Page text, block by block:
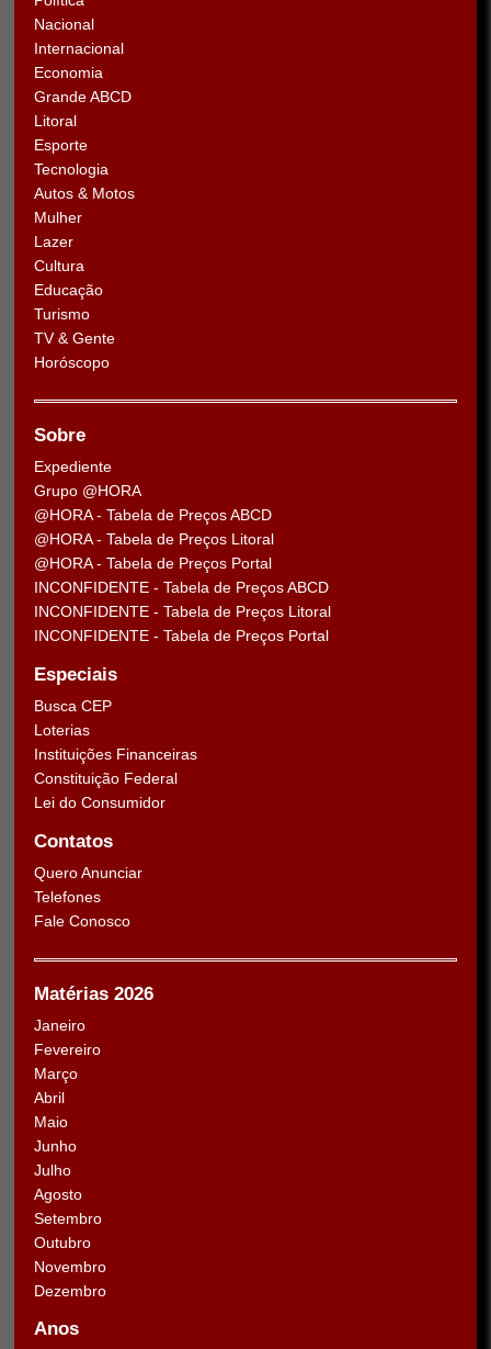
Nacional
Internacional
Economia
Grande ABCD
Litoral
Esporte
Tecnologia
Autos & Motos
Mulher
Lazer
Cultura
Educação
Turismo
TV & Gente
Horóscopo
Sobre
Expediente
Grupo @HORA
@HORA - Tabela de Preços ABCD
@HORA - Tabela de Preços Litoral
@HORA - Tabela de Preços Portal
INCONFIDENTE - Tabela de Preços ABCD
INCONFIDENTE - Tabela de Preços Litoral
INCONFIDENTE - Tabela de Preços Portal
Especiais
Busca CEP
Loterias
Instituições Financeiras
Constituição Federal
Lei do Consumidor
Contatos
Quero Anunciar
Telefones
Fale Conosco
Matérias 2026
Janeiro
Fevereiro
Março
Abril
Maio
Junho
Julho
Agosto
Setembro
Outubro
Novembro
Dezembro
Anos